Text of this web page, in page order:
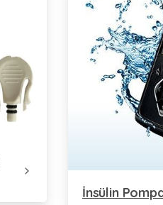
İnsülin